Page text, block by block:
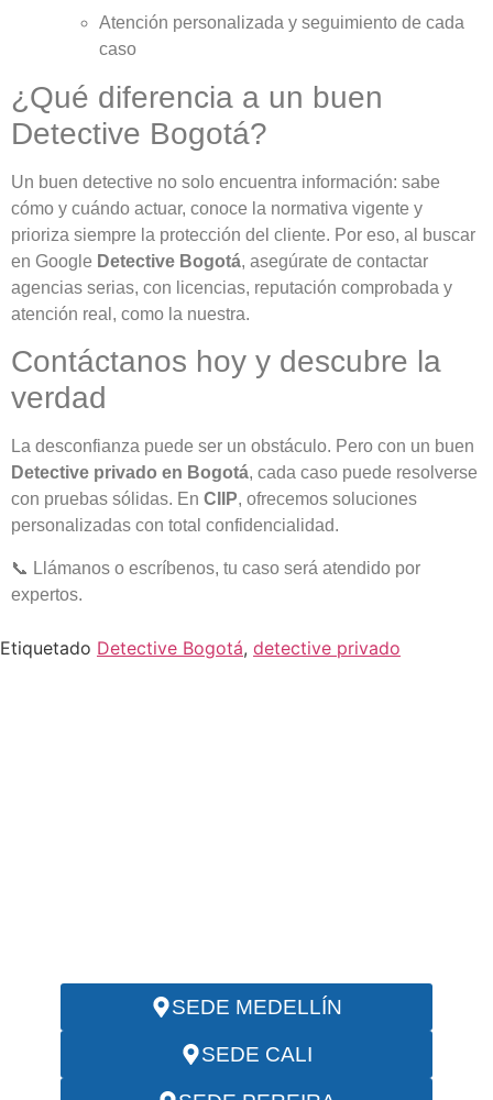
Atención personalizada y seguimiento de cada
caso
¿Qué diferencia a un buen
Detective Bogotá?
Un buen detective no solo encuentra información: sabe
cómo y cuándo actuar, conoce la normativa vigente y
prioriza siempre la protección del cliente. Por eso, al buscar
en Google Detective Bogotá, asegúrate de contactar
agencias serias, con licencias, reputación comprobada y
atención real, como la nuestra.
Contáctanos hoy y descubre la
verdad
La desconfianza puede ser un obstáculo. Pero con un buen
Detective privado en Bogotá, cada caso puede resolverse
con pruebas sólidas. En CIIP, ofrecemos soluciones
personalizadas con total confidencialidad.
📞 Llámanos o escríbenos, tu caso será atendido por
expertos.
Etiquetado Detective Bogotá, detective privado
SEDE MEDELLÍN
SEDE CALI